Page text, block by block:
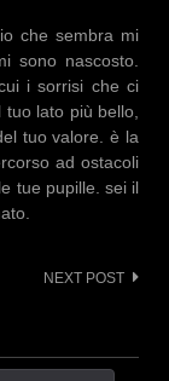
che sembra mi
sono nascosto.
i sorrisi che ci
lato più bello,
tuo valore. è la
ad ostacoli
tue pupille. sei il
NEXT POST